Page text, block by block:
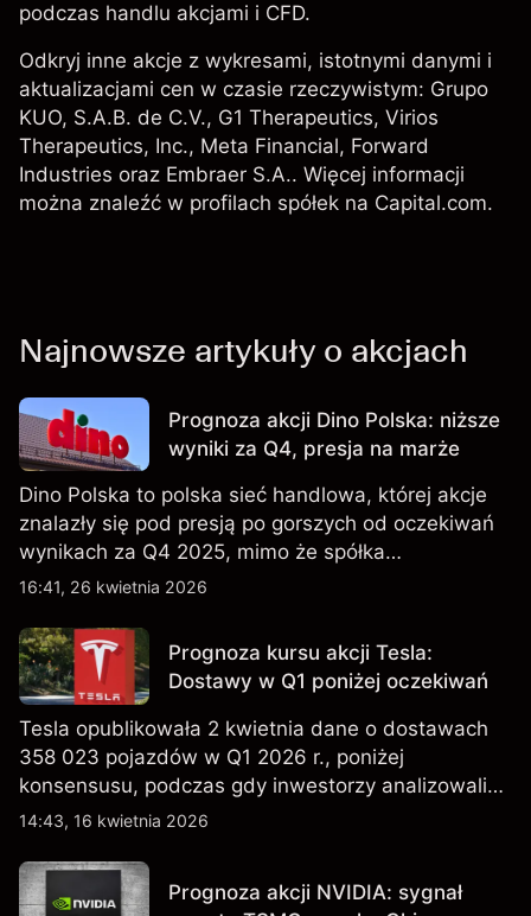
podczas handlu akcjami i CFD.
Odkryj inne akcje z wykresami, istotnymi danymi i
aktualizacjami cen w czasie rzeczywistym: Grupo
KUO, S.A.B. de C.V., G1 Therapeutics, Virios
Therapeutics, Inc., Meta Financial, Forward
Industries oraz Embraer S.A.. Więcej informacji
można znaleźć w profilach spółek na Capital.com.
Najnowsze artykuły o akcjach
Prognoza akcji Dino Polska: niższe
wyniki za Q4, presja na marże
Dino Polska to polska sieć handlowa, której akcje
znalazły się pod presją po gorszych od oczekiwań
wynikach za Q4 2025, mimo że spółka
kontynuowała rozwój sieci sklepów w Q1 2026.
wiarygodnym wskaźnikiem przyszłych rezultatów.
16:41, 26 kwietnia 2026
Prognoza kursu akcji Tesla:
Dostawy w Q1 poniżej oczekiwań
Tesla opublikowała 2 kwietnia dane o dostawach
358 023 pojazdów w Q1 2026 r., poniżej
konsensusu, podczas gdy inwestorzy analizowali
również wzrost zapasów i plany dotyczące
osiągnięte w przeszłości nie są wiarygodnym
wskaźnikiem przyszłych rezultatów.
14:43, 16 kwietnia 2026
Prognoza akcji NVIDIA: sygnał